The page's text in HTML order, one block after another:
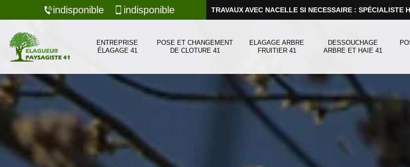
indisponible indisponible TRAVAUX AVEC NACELLE SI NECESSAIRE : SPÉCIALISTE
ENTREPRISE
ÉLAGAGE 41
POSE ET CHANGEMENT
DE CLOTURE 41
ELAGAGE ARBRE
FRUITIER 41
DESSOUCHAGE
ARBRE ET HAIE 41